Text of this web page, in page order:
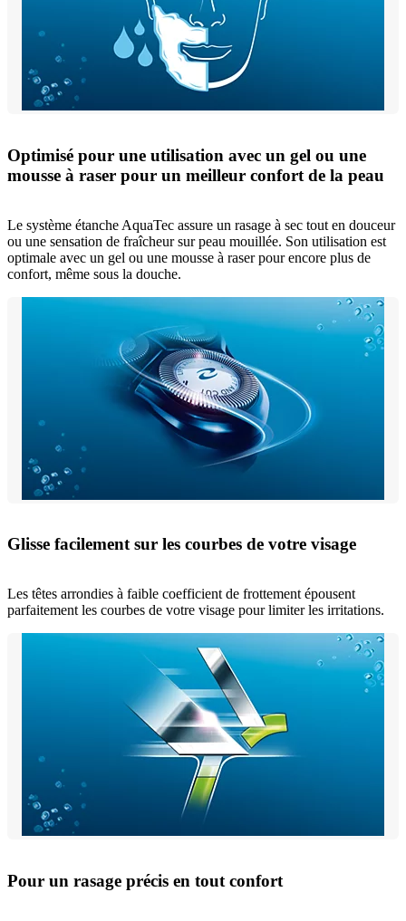
Optimisé pour une utilisation avec un gel ou une
mousse à raser pour un meilleur confort de la peau
Le système étanche AquaTec assure un rasage à sec tout en douceur
ou une sensation de fraîcheur sur peau mouillée. Son utilisation est
optimale avec un gel ou une mousse à raser pour encore plus de
confort, même sous la douche.
Glisse facilement sur les courbes de votre visage
Les têtes arrondies à faible coefficient de frottement épousent
parfaitement les courbes de votre visage pour limiter les irritations.
Pour un rasage précis en tout confort